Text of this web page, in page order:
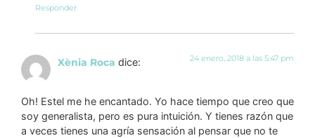
Responder
Xènia Roca dice: 24 enero, 2018 a las 5:47 pm
Oh! Estel me he encantado. Yo hace tiempo que creo que
soy generalista, pero es pura intuición. Y tienes razón que
a veces tienes una agría sensación al pensar que no te